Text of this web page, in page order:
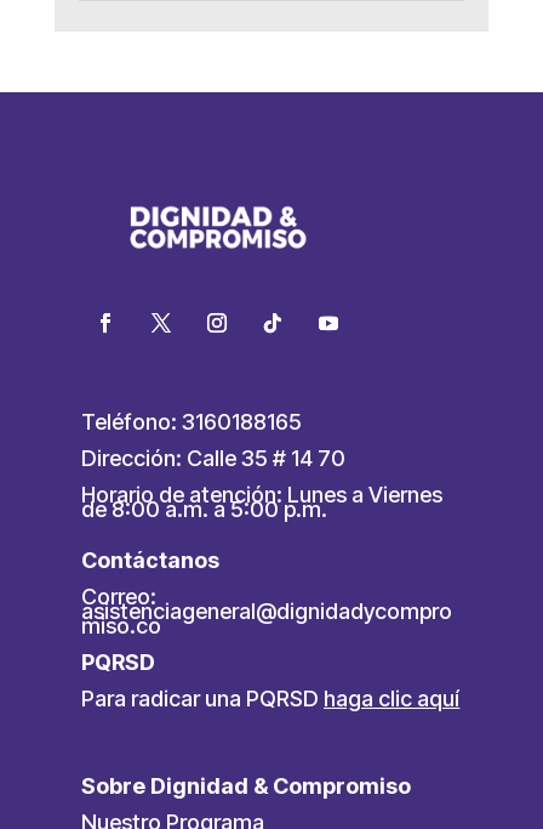
Teléfono: 3160188165
Dirección: Calle 35 # 14 70
Horario de atención: Lunes a Viernes
de 8:00 a.m. a 5:00 p.m.
Contáctanos
Correo:
asistenciageneral@dignidadycompro
miso.co
PQRSD
Para radicar una PQRSD haga clic aquí
Sobre Dignidad & Compromiso
Nuestro Programa